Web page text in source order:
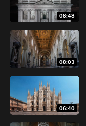
08:48
08:03
06:40